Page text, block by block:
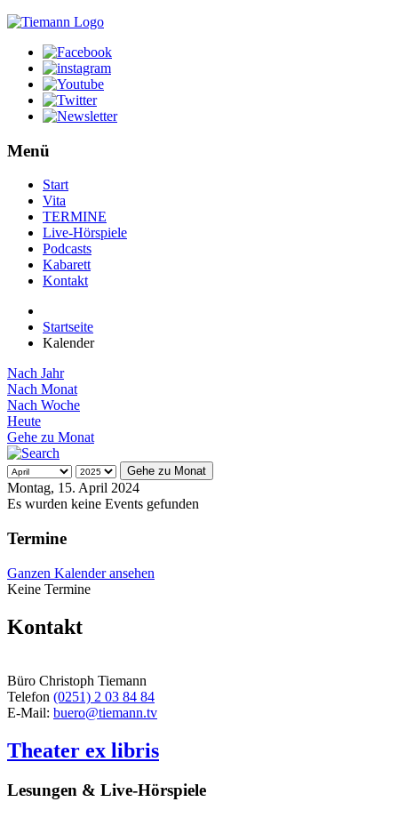
Menü
Start
Vita
TERMINE
Live-Hörspiele
Podcasts
Kabarett
Kontakt
Startseite
Kalender
Nach Jahr
Nach Monat
Nach Woche
Heute
Gehe zu Monat
Gehe zu Monat
Montag, 15. April 2024
Es wurden keine Events gefunden
Termine
Ganzen Kalender ansehen
Keine Termine
Kontakt
Büro Christoph Tiemann
Telefon (0251) 2 03 84 84
E-Mail: buero@tiemann.tv
Theater ex libris
Lesungen & Live-Hörspiele